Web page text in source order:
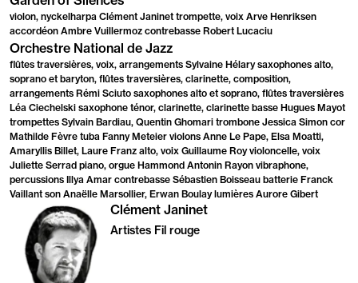
violon, nyckelharpa Clément Janinet trompette, voix Arve Henriksen
accordéon Ambre Vuillermoz contrebasse Robert Lucaciu
Orchestre National de Jazz
flûtes traversières, voix, arrangements Sylvaine Hélary saxophones alto,
soprano et baryton, flûtes traversières, clarinette, composition,
arrangements Rémi Sciuto saxophones alto et soprano, flûtes traversières
Léa Ciechelski saxophone ténor, clarinette, clarinette basse Hugues Mayot
trompettes Sylvain Bardiau, Quentin Ghomari trombone Jessica Simon cor
Mathilde Fèvre tuba Fanny Meteier violons Anne Le Pape, Elsa Moatti,
Amaryllis Billet, Laure Franz alto, voix Guillaume Roy violoncelle, voix
Juliette Serrad piano, orgue Hammond Antonin Rayon vibraphone,
percussions Illya Amar contrebasse Sébastien Boisseau batterie Franck
Vaillant son Anaëlle Marsollier, Erwan Boulay lumières Aurore Gibert
Clément Janinet
Artistes Fil rouge